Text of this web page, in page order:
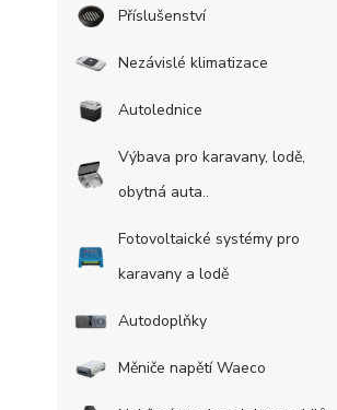
Příslušenství
Nezávislé klimatizace
Autolednice
Výbava pro karavany, lodě,
obytná auta..
Fotovoltaické systémy pro
karavany a lodě
Autodoplňky
Měniče napětí Waeco